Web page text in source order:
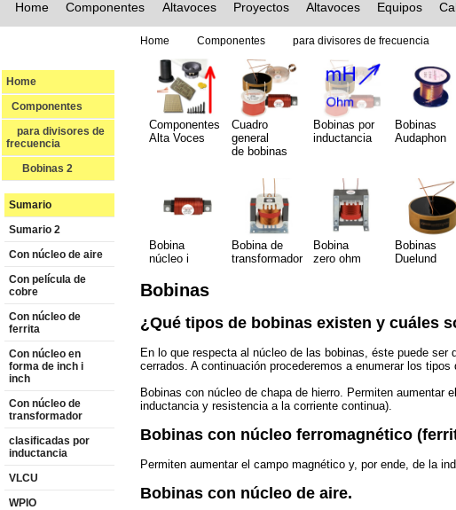
Home Componentes Altavoces Proyectos Altavoces Equipos
Home Componentes para divisores de frecuencia
Home
Componentes
para divisores de
frecuencia
Bobinas 2
Sumario
Sumario 2
Con núcleo de aire
Con película de
cobre
Con núcleo de
ferrita
Con núcIeo en
forma de inch i
inch
Con núcleo de
transformador
clasificadas por
inductancia
VLCU
WPIO
Componentes
Alta Voces
Cuadro
general
de bobinas
Bobinas por
inductancia
Bobinas
Audaphon
Bobina
núcleo i
Bobina de
transformador
Bobina
zero ohm
Bobinas
Duelund
Bobinas
¿Qué tipos de bobinas existen y cuáles
En lo que respecta al núcleo de las bobinas, éste puede
cerrados. A continuación procederemos a enumerar los
Bobinas con núcleo de chapa de hierro. Permiten aumentar
inductancia y resistencia a la corriente continua).
Bobinas con núcleo ferromagnético
Permiten aumentar el campo magnético y, por ende, de la
Bobinas con núcleo de aire.